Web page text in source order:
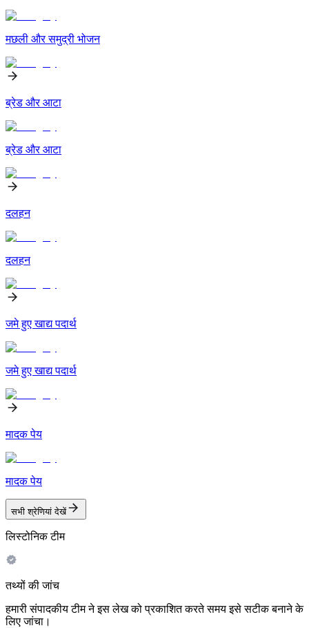
मछली और समुद्री भोजन
ब्रेड और आटा
ब्रेड और आटा
दलहन
दलहन
जमे हुए खाद्य पदार्थ
जमे हुए खाद्य पदार्थ
मादक पेय
मादक पेय
सभी श्रेणियां देखें
लिस्टोनिक टीम
तथ्यों की जांच
हमारी संपादकीय टीम ने इस लेख को प्रकाशित करते समय इसे सटीक बनाने के
लिए जांचा।